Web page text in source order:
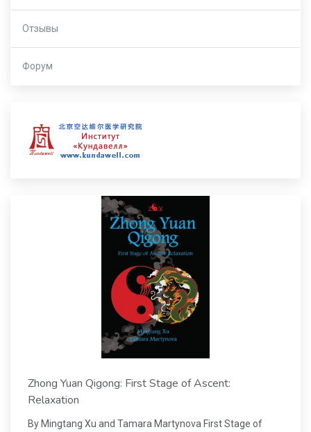
Отзывы
Форум
Zhong Yuan Qigong: First Stage of Ascent:
Relaxation
By Mingtang Xu and Tamara Martynova First Stage of